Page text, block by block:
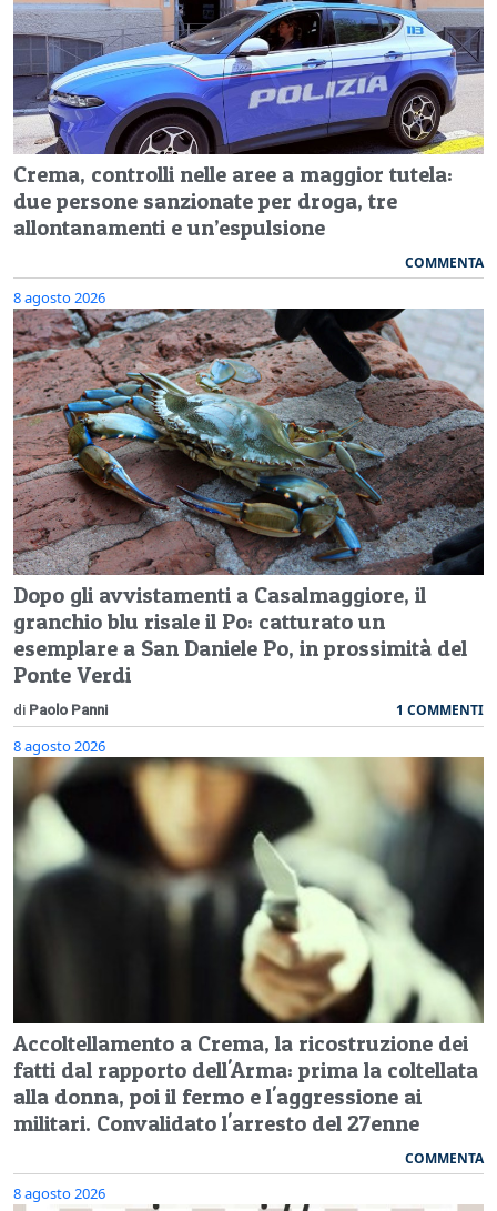
Crema, controlli nelle aree a maggior tutela:
due persone sanzionate per droga, tre
allontanamenti e un’espulsione
COMMENTA
8 agosto 2026
Dopo gli avvistamenti a Casalmaggiore, il
granchio blu risale il Po: catturato un
esemplare a San Daniele Po, in prossimità del
Ponte Verdi
di Paolo Panni 1 COMMENTI
8 agosto 2026
Accoltellamento a Crema, la ricostruzione dei
fatti dal rapporto dell'Arma: prima la coltellata
alla donna, poi il fermo e l'aggressione ai
militari. Convalidato l'arresto del 27enne
COMMENTA
8 agosto 2026